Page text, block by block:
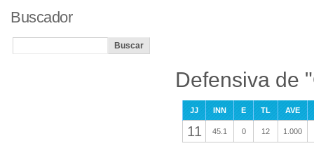
Defensiva de
JJ INN E TL AVE
11 45.1 0 12 1.000
Buscador